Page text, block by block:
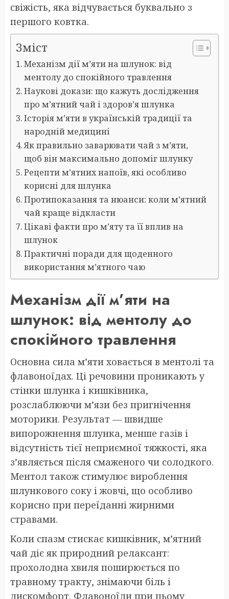
свіжість, яка відчувається буквально з
першого ковтка.
Зміст
Механізм дії м’яти на шлунок: від
ментолу до спокійного травлення
Наукові докази: що кажуть дослідження
про м’ятний чай і здоров’я шлунка
Історія м’яти в українській традиції та
народній медицині
Як правильно заварювати чай з м’яти,
щоб він максимально допоміг шлунку
Рецепти м’ятних напоїв, які особливо
корисні для шлунка
Протипоказання та нюанси: коли м’ятний
чай краще відкласти
Цікаві факти про м’яту та її вплив на
шлунок
Практичні поради для щоденного
використання м’ятного чаю
Механізм дії м’яти на
шлунок: від ментолу до
спокійного травлення
Основна сила м’яти ховається в ментолі та
флавоноїдах. Ці речовини проникають у
стінки шлунка і кишківника,
розслаблюючи м’язи без пригнічення
моторики. Результат — швидше
випорожнення шлунка, менше газів і
відсутність тієї неприємної тяжкості, яка
з’являється після смаженого чи солодкого.
Ментол також стимулює вироблення
шлункового соку і жовчі, що особливо
корисно при переїданні жирними
стравами.
Коли спазм стискає кишківник, м’ятний
чай діє як природний релаксант:
прохолодна хвиля поширюється по
травному тракту, знімаючи біль і
дискомфорт. Флавоноїди при цьому